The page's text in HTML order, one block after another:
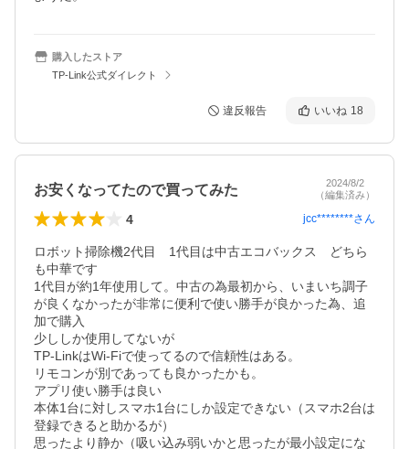
購入したストア
TP-Link公式ダイレクト
違反報告 いいね 18
お安くなってたので買ってみた
2024/8/2
（編集済み）
4 jcc********さん
ロボット掃除機2代目　1代目は中古エコバックス　どちら
も中華です
1代目が約1年使用して。中古の為最初から、いまいち調子
が良くなかったが非常に便利で使い勝手が良かった為、追
加で購入
少ししか使用してないが
TP-LinkはWi-Fiで使ってるので信頼性はある。
リモコンが別であっても良かったかも。
アプリ使い勝手は良い
本体1台に対しスマホ1台にしか設定できない（スマホ2台は
登録できると助かるが）
思ったより静か（吸い込み弱いかと思ったが最小設定にな